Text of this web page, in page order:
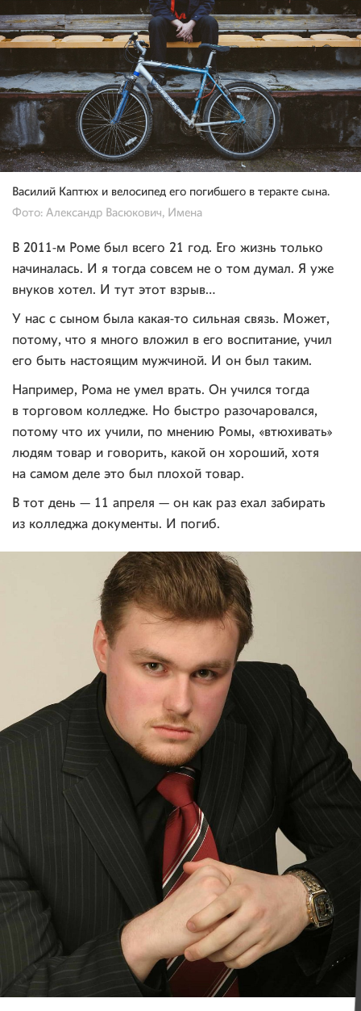
Василий Каптюх и велосипед его погибшего в теракте сына.
Фото: Александр Васюкович, Имена
В 2011-м Роме был всего 21 год. Его жизнь только
начиналась. И я тогда совсем не о том думал. Я уже
внуков хотел. И тут этот взрыв…
У нас с сыном была какая-то сильная связь. Может,
потому, что я много вложил в его воспитание, учил
его быть настоящим мужчиной. И он был таким.
Например, Рома не умел врать. Он учился тогда
в торговом колледже. Но быстро разочаровался,
потому что их учили, по мнению Ромы, «втюхивать»
людям товар и говорить, какой он хороший, хотя
на самом деле это был плохой товар.
В тот день — 11 апреля — он как раз ехал забирать
из колледжа документы. И погиб.